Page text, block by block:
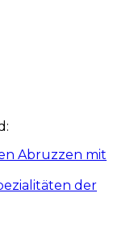
Abruzzen mit
der